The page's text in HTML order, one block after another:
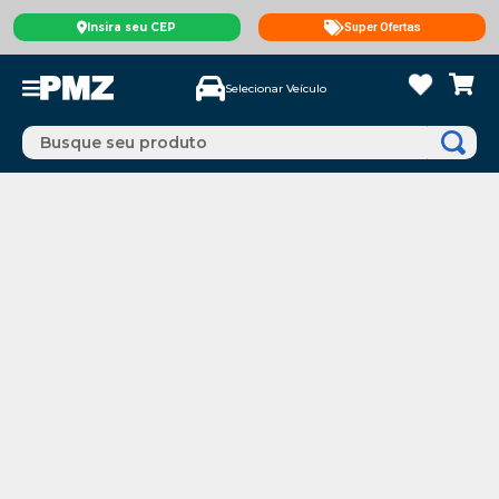
Insira seu CEP Super Ofertas
Selecionar Veículo
Busque seu produto